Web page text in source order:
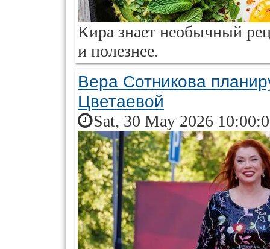
Кира знает необычный
и полезнее.
Вера Сотникова
Цветаевой
Sat, 30 May 2026